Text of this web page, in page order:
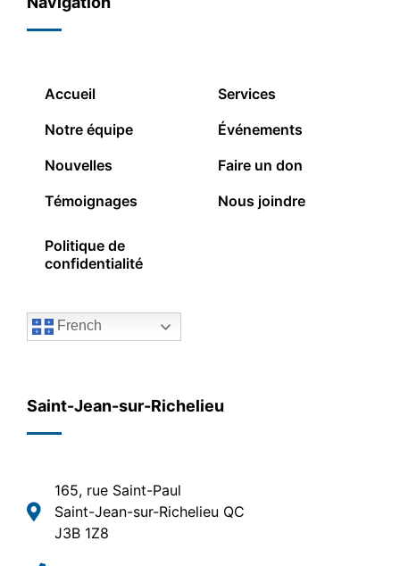
Accueil
Notre équipe
Nouvelles
Témoignages
Services
Événements
Faire un don
Nous joindre
Politique de
confidentialité
French
Saint-Jean-sur-Richelieu
165, rue Saint-Paul
Saint-Jean-sur-Richelieu QC
J3B 1Z8